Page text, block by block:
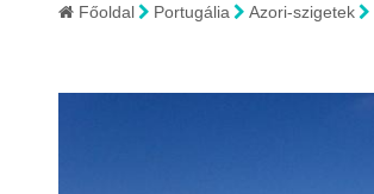
Főoldal Portugália Azori-szigetek